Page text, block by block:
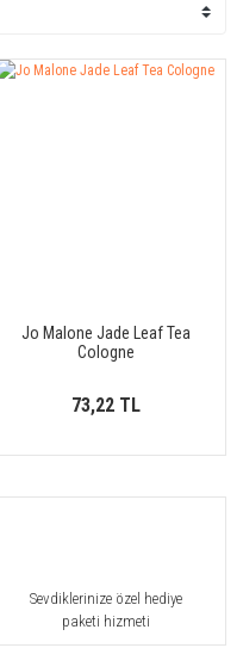
Jo Malone Jade Leaf Tea
Cologne
73,22 TL
Sevdiklerinize özel hediye
paketi hizmeti